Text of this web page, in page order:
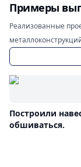
Примеры
Реализованные
Построили
обшиваться.